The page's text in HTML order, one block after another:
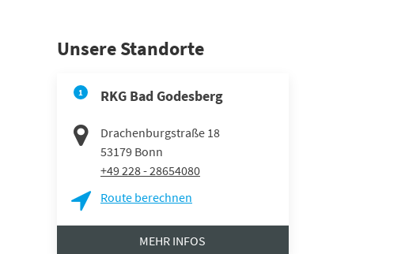
Unsere Standorte
1 RKG Bad Godesberg
Drachenburgstraße 18
53179 Bonn
+49 228 - 28654080
Route berechnen
MEHR INFOS